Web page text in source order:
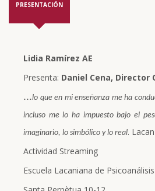
PRESENTACIÓN
Lidia Ramírez AE
Presenta: Daniel Cena, Director
...lo que en mi enseñanza me ha
incluso me lo ha impuesto bajo el
imaginario, lo simbólico y lo real.
Actividad Streaming
Escuela Lacaniana de Psicoanálisis